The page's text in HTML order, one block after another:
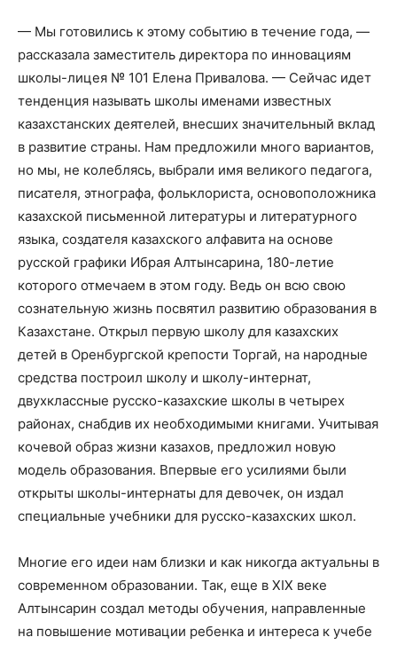
— Мы готовились к этому событию в течение года, —
рассказала заместитель директора по инновациям
школы-лицея № 101 Елена Привалова. — Сейчас идет
тенденция называть школы именами известных
казахстанских деятелей, внесших значительный вклад
в развитие страны. Нам предложили много вариантов,
но мы, не колеблясь, выбрали имя великого педагога,
писателя, этнографа, фольклориста, основоположника
казахской письменной литературы и литературного
языка, создателя казахского алфавита на основе
русской графики Ибрая Алтынсарина, 180-летие
которого отмечаем в этом году. Ведь он всю свою
сознательную жизнь посвятил развитию образования в
Казахстане. Открыл первую школу для казахских
детей в Оренбургской крепости Торгай, на народные
средства построил школу и школу-интернат,
двухклассные русско-казахские школы в четырех
районах, снабдив их необходимыми книгами. Учитывая
кочевой образ жизни казахов, предложил новую
модель образования. Впервые его усилиями были
открыты школы-интернаты для девочек, он издал
специальные учебники для русско-казахских школ.
Многие его идеи нам близки и как никогда актуальны в
современном образовании. Так, еще в XIX веке
Алтынсарин создал методы обучения, направленные
на повышение мотивации ребенка и интереса к учебе